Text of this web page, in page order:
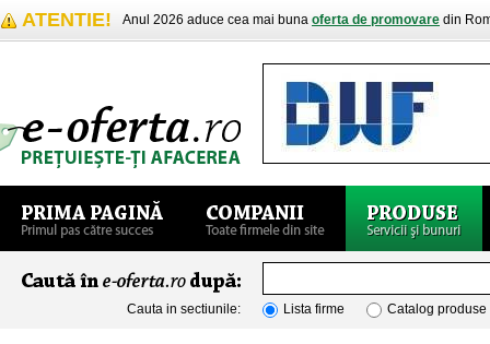
ATENTIE! Anul 2026 aduce cea mai buna oferta de promovare din
Cauta in sectiunile: Lista firme Catalog produse